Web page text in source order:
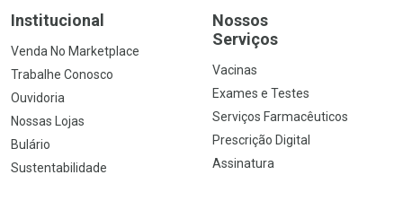
Institucional
Venda No Marketplace
Trabalhe Conosco
Ouvidoria
Nossas Lojas
Bulário
Sustentabilidade
Nossos
Serviços
Vacinas
Exames e Testes
Serviços Farmacêuticos
Prescrição Digital
Assinatura